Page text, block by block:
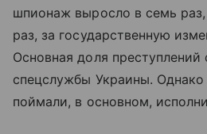
шпионаж выросло в семь
раз, за государственную
Основная доля преступлений
спецслужбы Украины. Однако
поймали, в основном,